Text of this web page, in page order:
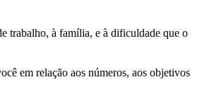
trabalho, à família, e à dificuldade que o
em relação aos números, aos objetivos